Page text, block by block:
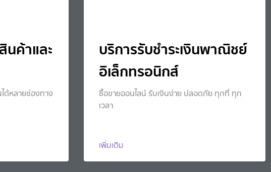
นค้าและ
ด้หลายช่องทาง
บริการรับชำระเงินพาณิชย์
อิเล็กทรอนิกส์
ซื้อขายออนไลน์ รับเงินง่าย ปลอดภัย ทุกที่ ทุก
เวลา
เพิ่มเติม